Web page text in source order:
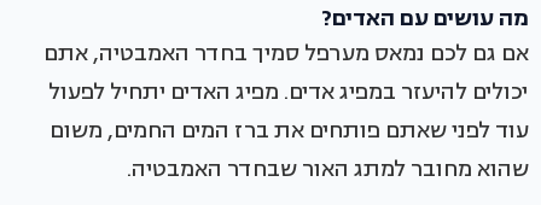
מה עושים עם האדים?
אם גם לכם נמאס מערפל סמיך בחדר האמבטיה, אתם
יכולים להיעזר במפיג אדים. מפיג האדים יתחיל לפעול
עוד לפני שאתם פותחים את ברז המים החמים, משום
שהוא מחובר למתג האור שבחדר האמבטיה.